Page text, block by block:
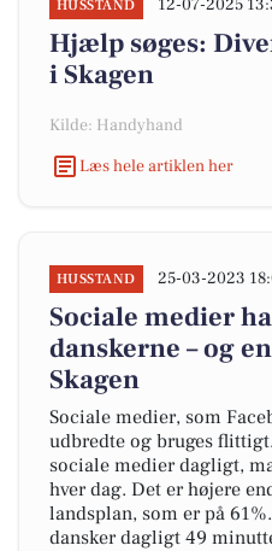
HUSSTAND 12-07-2025
Hjælp søges:
i Skagen
Kilde: Handyhand
Læs hele artiklen her
HUSSTAND 25-03-2023
Sociale medier
danskerne – og
Skagen
Sociale medier, som
udbredte og bruges
sociale medier dagligt,
hver dag. Det er højere
landsplan, som er på
dansker dagligt 49